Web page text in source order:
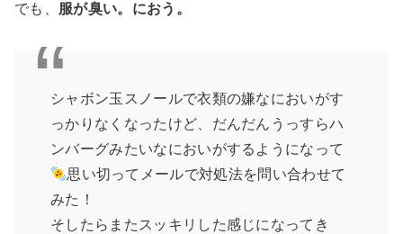
でも、 服が臭い。におう。
シャボン玉スノールで衣類の嫌なにおいがす
っかりなくなったけど、だんだんうっすらハ
ンバーグみたいなにおいがするようになって
思い切ってメールで対処法を問い合わせて
みた！
そしたらまたスッキリした感じになってき